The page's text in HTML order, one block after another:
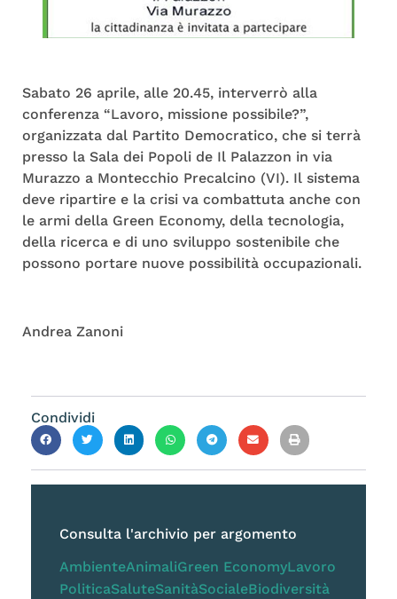
Sabato 26 aprile, alle 20.45, interverrò alla
conferenza “Lavoro, missione possibile?”,
organizzata dal Partito Democratico, che si terrà
presso la Sala dei Popoli de Il Palazzon in via
Murazzo a Montecchio Precalcino (VI). Il sistema
deve ripartire e la crisi va combattuta anche con
le armi della Green Economy, della tecnologia,
della ricerca e di uno sviluppo sostenibile che
possono portare nuove possibilità occupazionali.
Andrea Zanoni
Condividi
Consulta l'archivio per argomento
AmbienteAnimaliGreen EconomyLavoro
PoliticaSaluteSanitàSocialeBiodiversità